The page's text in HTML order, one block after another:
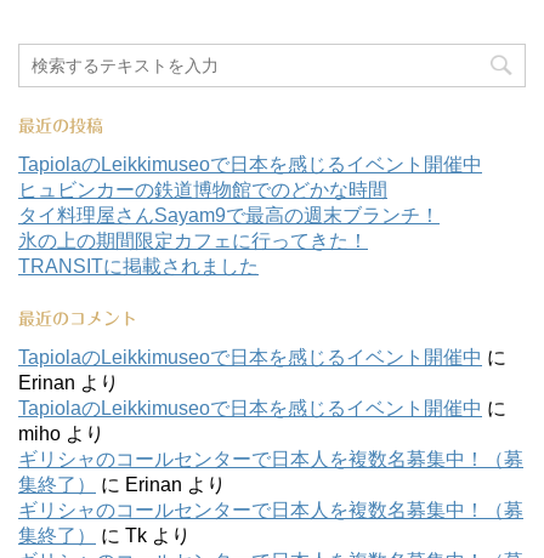
最近の投稿
TapiolaのLeikkimuseoで日本を感じるイベント開催中
ヒュビンカーの鉄道博物館でのどかな時間
タイ料理屋さんSayam9で最高の週末ブランチ！
氷の上の期間限定カフェに行ってきた！
TRANSITに掲載されました
最近のコメント
TapiolaのLeikkimuseoで日本を感じるイベント開催中 に
Erinan より
TapiolaのLeikkimuseoで日本を感じるイベント開催中 に
miho より
ギリシャのコールセンターで日本人を複数名募集中！（募
集終了）
に Erinan より
ギリシャのコールセンターで日本人を複数名募集中！（募
集終了）
に Tk より